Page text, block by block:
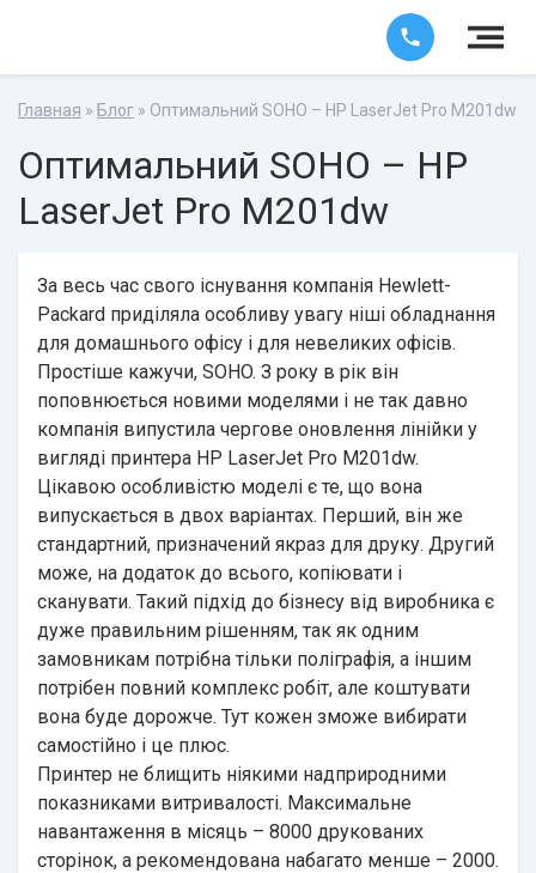
Главная » Блог » Оптимальний SOHO – HP LaserJet Pro M201dw
Оптимальний SOHO – HP
LaserJet Pro M201dw
За весь час свого існування компанія Hewlett-
Packard приділяла особливу увагу ніші обладнання
для домашнього офісу і для невеликих офісів.
Простіше кажучи, SOHO. З року в рік він
поповнюється новими моделями і не так давно
компанія випустила чергове оновлення лінійки у
вигляді принтера HP LaserJet Pro M201dw.
Цікавою особливістю моделі є те, що вона
випускається в двох варіантах. Перший, він же
стандартний, призначений якраз для друку. Другий
може, на додаток до всього, копіювати і
сканувати. Такий підхід до бізнесу від виробника є
дуже правильним рішенням, так як одним
замовникам потрібна тільки поліграфія, а іншим
потрібен повний комплекс робіт, але коштувати
вона буде дорожче. Тут кожен зможе вибирати
самостійно і це плюс.
Принтер не блищить ніякими надприродними
показниками витривалості. Максимальне
навантаження в місяць – 8000 друкованих
сторінок, а рекомендована набагато менше – 2000.